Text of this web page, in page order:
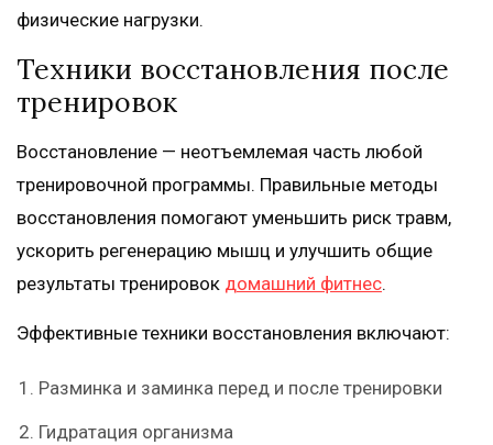
физические нагрузки.
Техники восстановления после
тренировок
Восстановление — неотъемлемая часть любой
тренировочной программы. Правильные методы
восстановления помогают уменьшить риск травм,
ускорить регенерацию мышц и улучшить общие
результаты тренировок домашний фитнес.
Эффективные техники восстановления включают:
Разминка и заминка перед и после тренировки
Гидратация организма